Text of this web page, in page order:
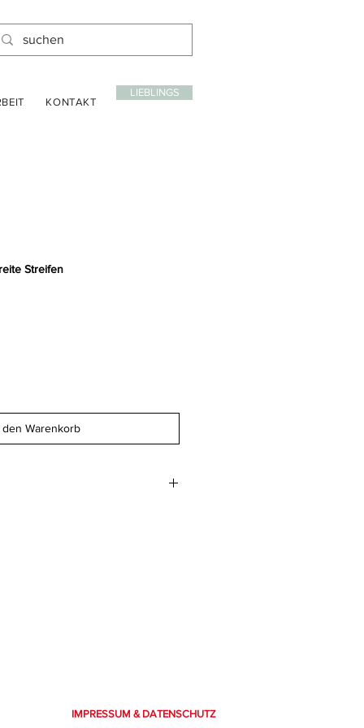
KONTAKT
LIEBLINGS
Streifen
den Warenkorb
IMPRESSUM & DATENSCHUTZ